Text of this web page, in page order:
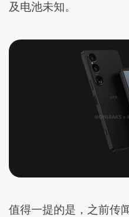
及电池未知。
值得一提的是，之前传